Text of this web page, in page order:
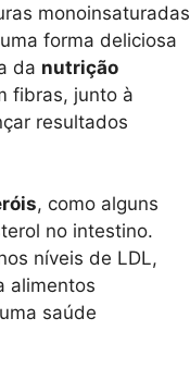
monoinsaturadas
forma deliciosa
da nutrição
fibras, junto à
resultados
, como alguns
no intestino.
níveis de LDL,
alimentos
saúde